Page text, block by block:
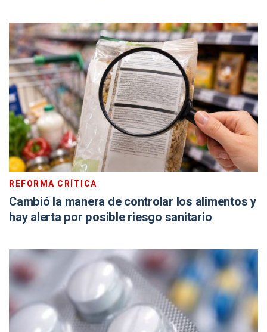
REFORMA CRÍTICA
Cambió la manera de controlar los alimentos y
hay alerta por posible riesgo sanitario